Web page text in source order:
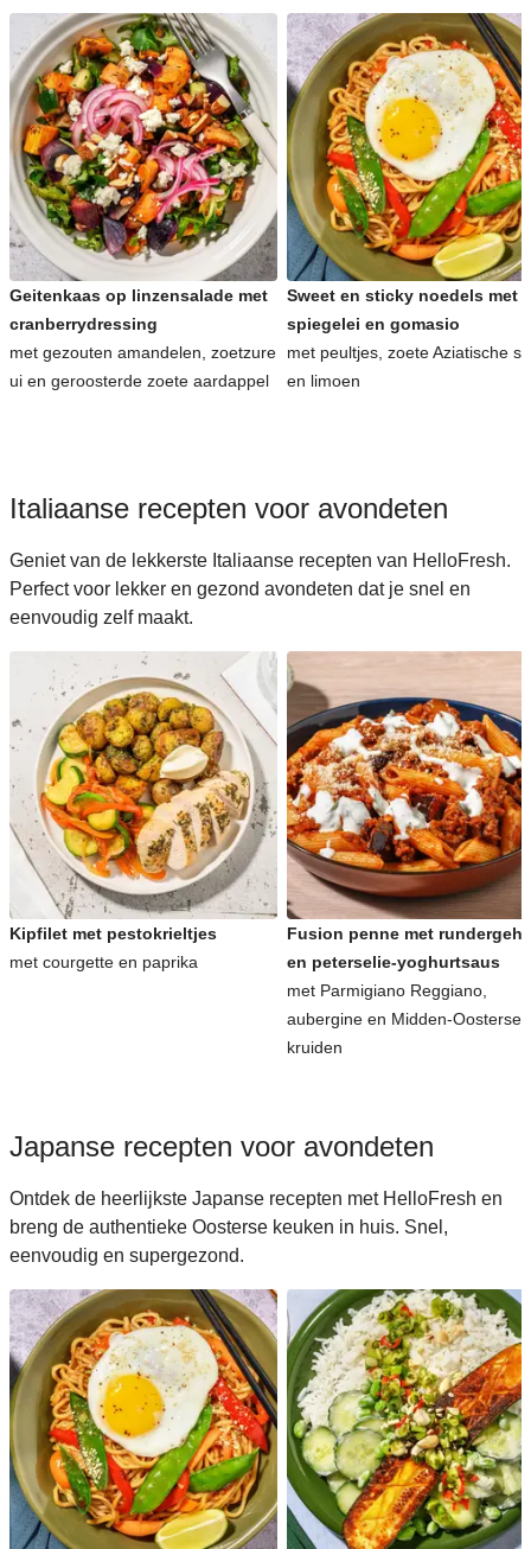
Geitenkaas op linzensalade met
cranberrydressing
met gezouten amandelen, zoetzure
ui en geroosterde zoete aardappel
Sweet en sticky noedels met
spiegelei en gomasio
met peultjes, zoete Aziatische
en limoen
Italiaanse recepten voor avondeten
Geniet van de lekkerste Italiaanse recepten van HelloFresh.
Perfect voor lekker en gezond avondeten dat je snel en
eenvoudig zelf maakt.
Kipfilet met pestokrieltjes
met courgette en paprika
Fusion penne met
en peterselie-yoghurtsaus
met Parmigiano Reggiano,
aubergine en Midden-Oosterse
kruiden
Japanse recepten voor avondeten
Ontdek de heerlijkste Japanse recepten met HelloFresh en
breng de authentieke Oosterse keuken in huis. Snel,
eenvoudig en supergezond.